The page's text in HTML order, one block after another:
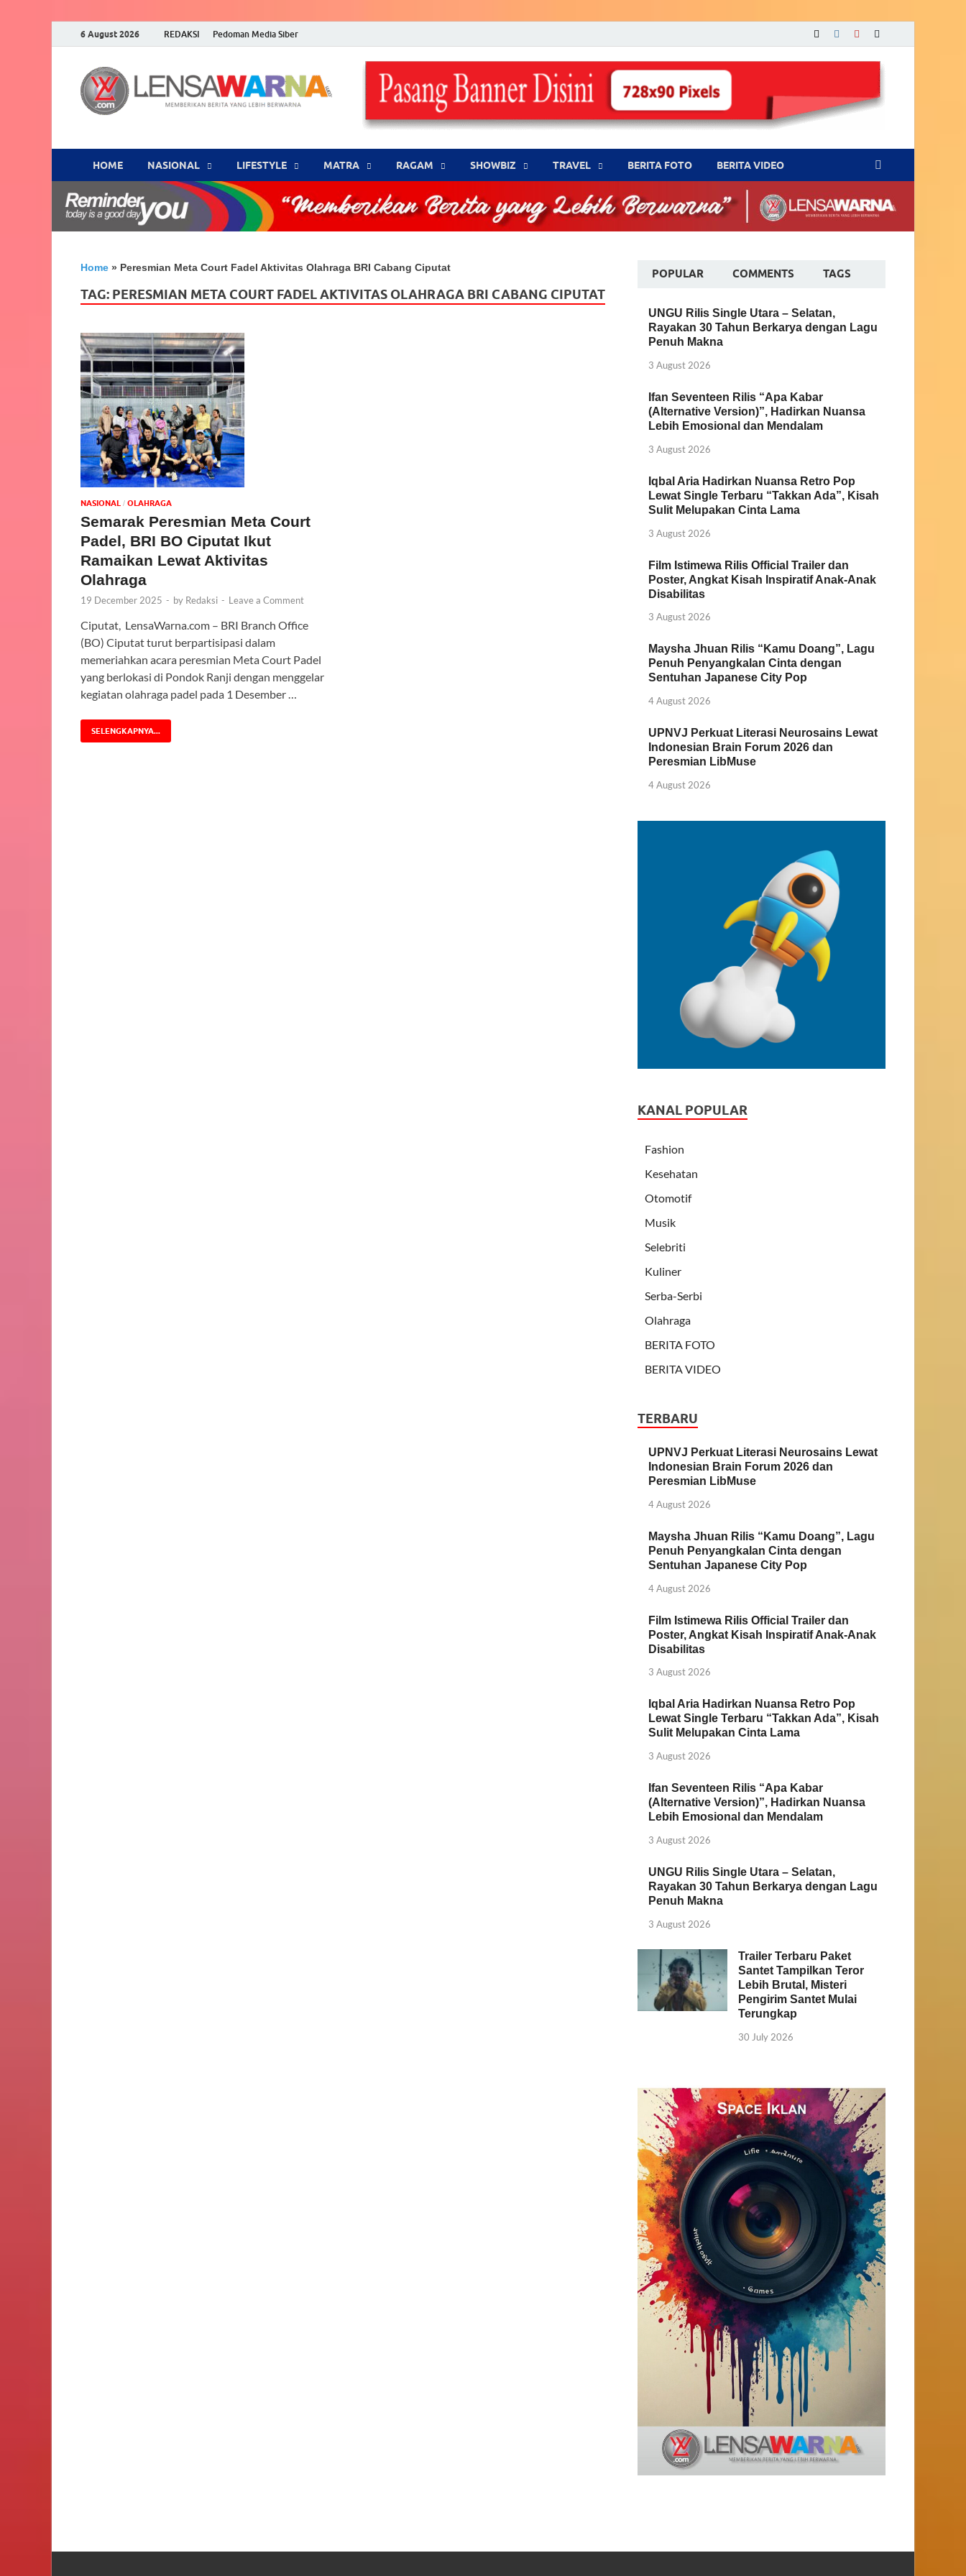
6 August 2026 REDAKSI Pedoman Media Siber
LENSA WARNA .com
Memberikan Berita yang Lebih Berwarna
HOME NASIONAL ‎LIFESTYLE MATRA ‎RAGAM ‎SHOWBIZ ‎TRAVEL BERITA FOTO BERITA VIDEO
Home » Peresmian Meta Court Fadel Aktivitas Olahraga BRI Cabang Ciputat
TAG: PERESMIAN META COURT FADEL AKTIVITAS OLAHRAGA BRI CABANG CIPUTAT
NASIONAL / OLAHRAGA
Semarak Peresmian Meta Court
Padel, BRI BO Ciputat Ikut
Ramaikan Lewat Aktivitas
Olahraga
19 December 2025 - by Redaksi - Leave a Comment
Ciputat, LensaWarna.com – BRI Branch Office
(BO) Ciputat turut berpartisipasi dalam
memeriahkan acara peresmian Meta Court Padel
yang berlokasi di Pondok Ranji dengan menggelar
kegiatan olahraga padel pada 1 Desember …
SELENGKAPNYA...
POPULAR COMMENTS TAGS
UNGU Rilis Single Utara – Selatan,
Rayakan 30 Tahun Berkarya dengan Lagu
Penuh Makna
3 August 2026
Ifan Seventeen Rilis “Apa Kabar
(Alternative Version)”, Hadirkan Nuansa
Lebih Emosional dan Mendalam
3 August 2026
Iqbal Aria Hadirkan Nuansa Retro Pop
Lewat Single Terbaru “Takkan Ada”, Kisah
Sulit Melupakan Cinta Lama
3 August 2026
Film Istimewa Rilis Official Trailer dan
Poster, Angkat Kisah Inspiratif Anak-Anak
Disabilitas
3 August 2026
Maysha Jhuan Rilis “Kamu Doang”, Lagu
Penuh Penyangkalan Cinta dengan
Sentuhan Japanese City Pop
4 August 2026
UPNVJ Perkuat Literasi Neurosains Lewat
Indonesian Brain Forum 2026 dan
Peresmian LibMuse
4 August 2026
KANAL POPULAR
Fashion
Kesehatan
Otomotif
Musik
Selebriti
Kuliner
Serba-Serbi
Olahraga
BERITA FOTO
BERITA VIDEO
TERBARU
UPNVJ Perkuat Literasi Neurosains Lewat
Indonesian Brain Forum 2026 dan
Peresmian LibMuse
4 August 2026
Maysha Jhuan Rilis “Kamu Doang”, Lagu
Penuh Penyangkalan Cinta dengan
Sentuhan Japanese City Pop
4 August 2026
Film Istimewa Rilis Official Trailer dan
Poster, Angkat Kisah Inspiratif Anak-Anak
Disabilitas
3 August 2026
Iqbal Aria Hadirkan Nuansa Retro Pop
Lewat Single Terbaru “Takkan Ada”, Kisah
Sulit Melupakan Cinta Lama
3 August 2026
Ifan Seventeen Rilis “Apa Kabar
(Alternative Version)”, Hadirkan Nuansa
Lebih Emosional dan Mendalam
3 August 2026
UNGU Rilis Single Utara – Selatan,
Rayakan 30 Tahun Berkarya dengan Lagu
Penuh Makna
3 August 2026
Trailer Terbaru Paket
Santet Tampilkan Teror
Lebih Brutal, Misteri
Pengirim Santet Mulai
Terungkap
30 July 2026